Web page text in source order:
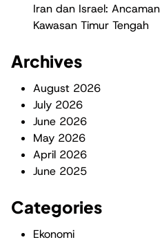
Iran dan Israel:
Kawasan Timur Tengah
Archives
August 2026
July 2026
June 2026
May 2026
April 2026
June 2025
Categories
Ekonomi